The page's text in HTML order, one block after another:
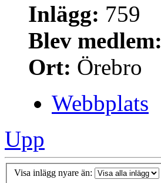
Inlägg: 759
Blev medlem:
Ort: Örebro
Webbplats
Upp
Visa inlägg nyare än: